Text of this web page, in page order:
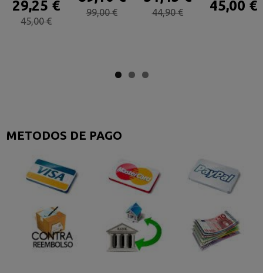
METODOS DE PAGO
29,25 €
45,00 €
99,00 € 44,90 € 45,00 €